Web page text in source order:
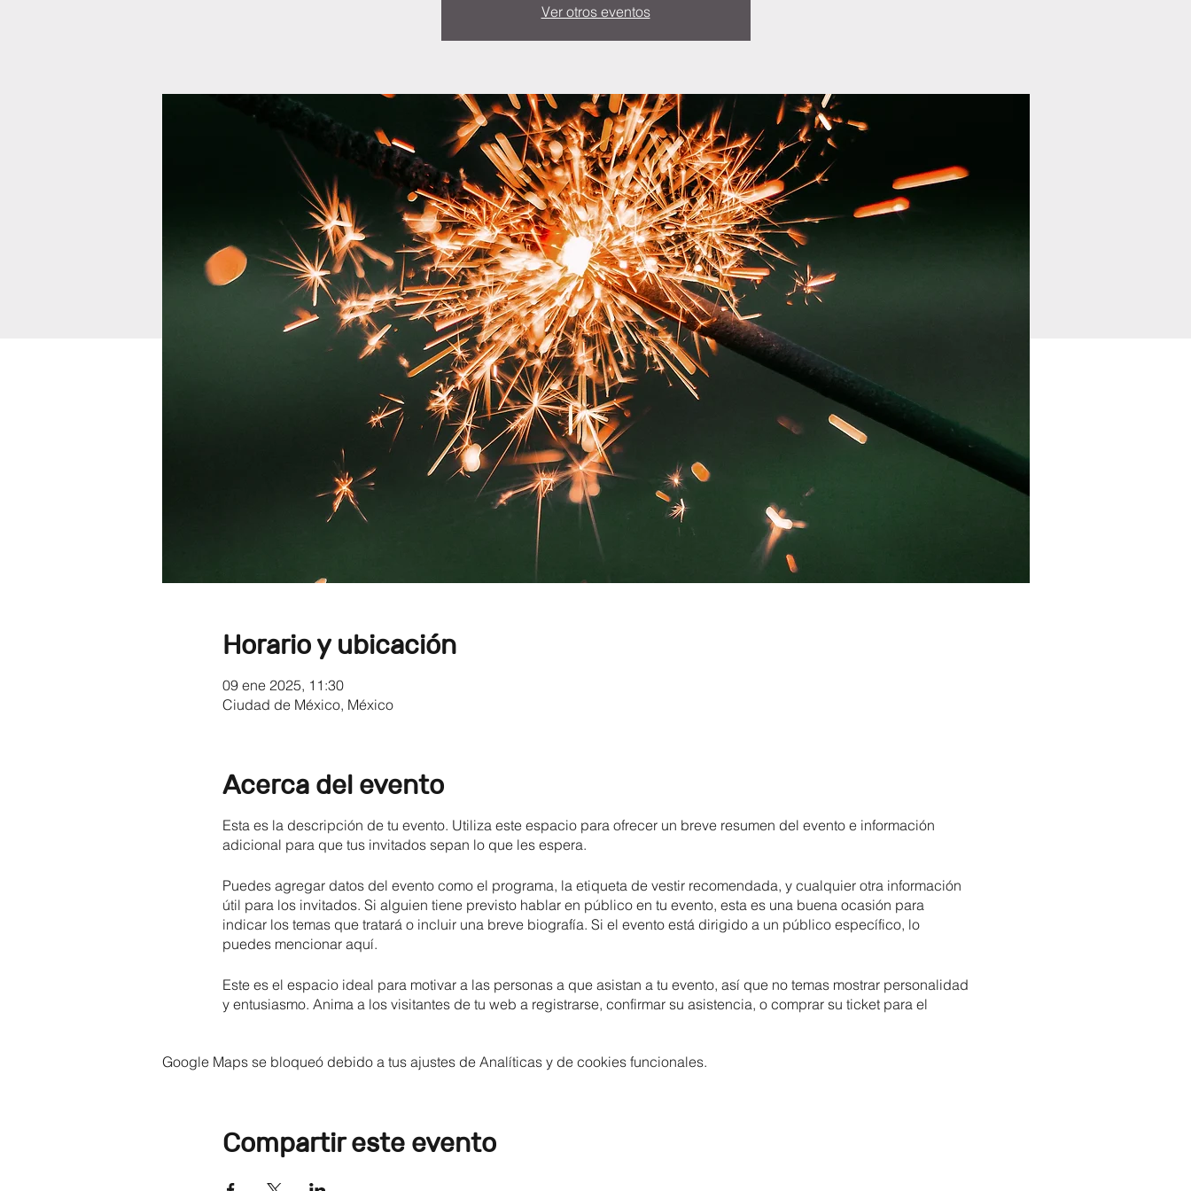
Ver otros eventos
Horario y ubicación
09 ene 2025, 11:30
Ciudad de México, México
Acerca del evento
Esta es la descripción de tu evento. Utiliza este espacio para ofrecer un breve resumen del evento e información
adicional para que tus invitados sepan lo que les espera.
Puedes agregar datos del evento como el programa, la etiqueta de vestir recomendada, y cualquier otra información
útil para los invitados. Si alguien tiene previsto hablar en público en tu evento, esta es una buena ocasión para
indicar los temas que tratará o incluir una breve biografía. Si el evento está dirigido a un público específico, lo
puedes mencionar aquí.
Este es el espacio ideal para motivar a las personas a que asistan a tu evento, así que no temas mostrar personalidad
y entusiasmo. Anima a los visitantes de tu web a registrarse, confirmar su asistencia, o comprar su ticket para el
Google Maps se bloqueó debido a tus ajustes de Analíticas y de cookies funcionales.
Compartir este evento